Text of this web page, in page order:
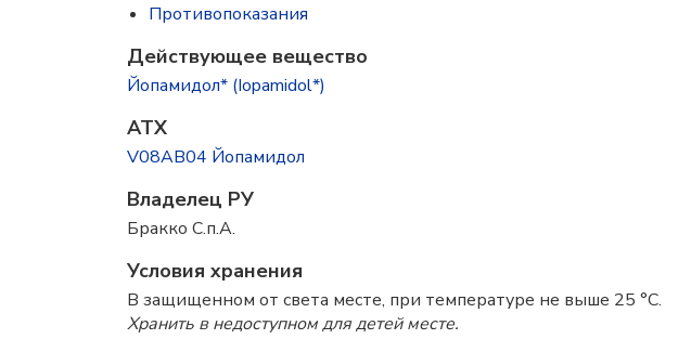
Противопоказания
Действующее вещество
Йопамидол* (Iopamidol*)
ATX
V08AB04 Йопамидол
Владелец РУ
Бракко С.п.А.
Условия хранения
В защищенном от света месте, при температуре не выше 25 °C.
Хранить в недоступном для детей месте.